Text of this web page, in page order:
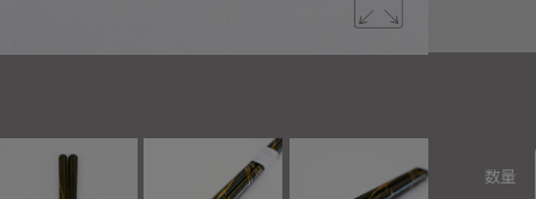
数量